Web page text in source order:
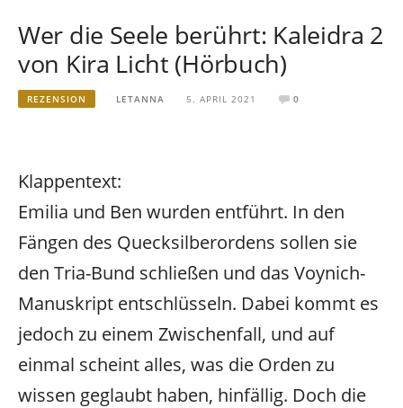
Wer die Seele berührt: Kaleidra 2
von Kira Licht (Hörbuch)
REZENSION LETANNA 5. APRIL 2021 0
Klappentext:
Emilia und Ben wurden entführt. In den
Fängen des Quecksilberordens sollen sie
den Tria-Bund schließen und das Voynich-
Manuskript entschlüsseln. Dabei kommt es
jedoch zu einem Zwischenfall, und auf
einmal scheint alles, was die Orden zu
wissen geglaubt haben, hinfällig. Doch die